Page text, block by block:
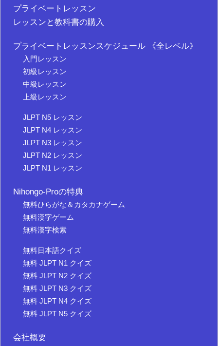
プライベートレッスン
レッスンと教科書の購入
プライベートレッスンスケジュール 《全レベル》
入門レッスン
初級レッスン
中級レッスン
上級レッスン
JLPT N5 レッスン
JLPT N4 レッスン
JLPT N3 レッスン
JLPT N2 レッスン
JLPT N1 レッスン
Nihongo-Proの特典
無料ひらがな＆カタカナゲーム
無料漢字ゲーム
無料漢字検索
無料日本語クイズ
無料 JLPT N1 クイズ
無料 JLPT N2 クイズ
無料 JLPT N3 クイズ
無料 JLPT N4 クイズ
無料 JLPT N5 クイズ
会社概要